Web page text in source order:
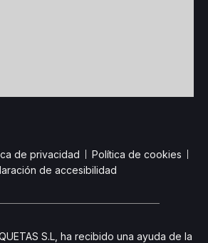
de privacidad
Política de cookies
de accesibilidad
S.L, ha recibido una ayuda de la